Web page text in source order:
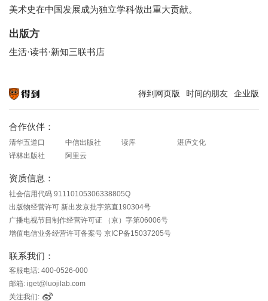
美术史在中国发展成为独立学科做出重大贡献。
出版方
生活·读书·新知三联书店
得到网页版 时间的朋友 企业版
合作伙伴：
清华五道口 中信出版社 读库
湛庐文化
译林出版社
阿里云
资质信息：
社会信用代码 91110105306338805Q
出版物经营许可 新出发京批字第直190304号
广播电视节目制作经营许可证 （京）字第06006号
增值电信业务经营许可备案号 京ICP备15037205号
联系我们：
客服电话: 400-0526-000
邮箱: iget@luojilab.com
关注我们: